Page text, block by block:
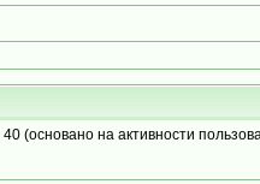
40 (основано на активности